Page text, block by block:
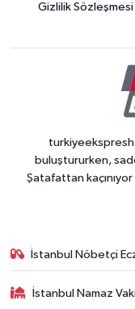
Gizlilik Sözleşmesi
buluştururken,
Şatafattan
İstanbul Nöbetçi
İstanbul Namaz